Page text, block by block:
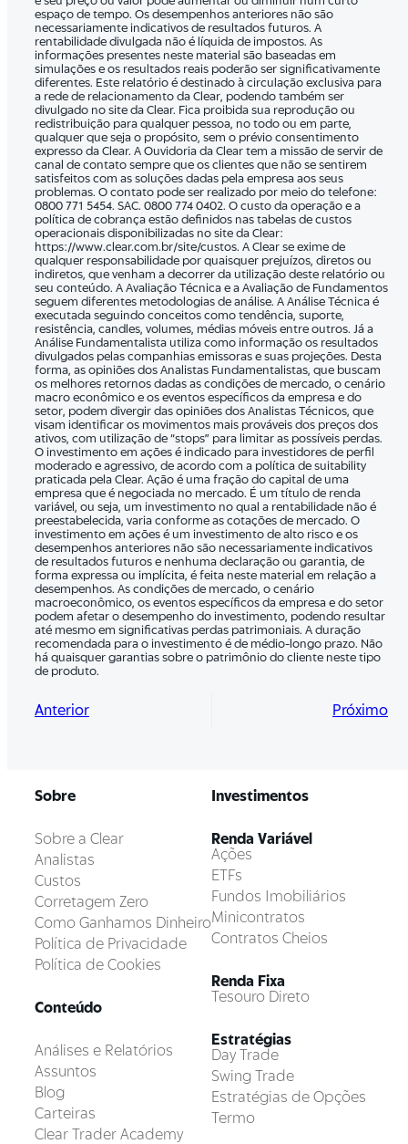
espaço de tempo. Os desempenhos anteriores não são
necessariamente indicativos de resultados futuros. A
rentabilidade divulgada não é líquida de impostos. As
informações presentes neste material são baseadas em
simulações e os resultados reais poderão ser significativamente
diferentes. Este relatório é destinado à circulação exclusiva para
a rede de relacionamento da Clear, podendo também ser
divulgado no site da Clear. Fica proibida sua reprodução ou
redistribuição para qualquer pessoa, no todo ou em parte,
qualquer que seja o propósito, sem o prévio consentimento
expresso da Clear. A Ouvidoria da Clear tem a missão de servir de
canal de contato sempre que os clientes que não se sentirem
satisfeitos com as soluções dadas pela empresa aos seus
problemas. O contato pode ser realizado por meio do telefone:
0800 771 5454. SAC. 0800 774 0402. O custo da operação e a
política de cobrança estão definidos nas tabelas de custos
operacionais disponibilizadas no site da Clear:
https://www.clear.com.br/site/custos. A Clear se exime de
qualquer responsabilidade por quaisquer prejuízos, diretos ou
indiretos, que venham a decorrer da utilização deste relatório ou
seu conteúdo. A Avaliação Técnica e a Avaliação de Fundamentos
seguem diferentes metodologias de análise. A Análise Técnica é
executada seguindo conceitos como tendência, suporte,
resistência, candles, volumes, médias móveis entre outros. Já a
Análise Fundamentalista utiliza como informação os resultados
divulgados pelas companhias emissoras e suas projeções. Desta
forma, as opiniões dos Analistas Fundamentalistas, que buscam
os melhores retornos dadas as condições de mercado, o cenário
macro econômico e os eventos específicos da empresa e do
setor, podem divergir das opiniões dos Analistas Técnicos, que
visam identificar os movimentos mais prováveis dos preços dos
ativos, com utilização de “stops” para limitar as possíveis perdas.
O investimento em ações é indicado para investidores de perfil
moderado e agressivo, de acordo com a política de suitability
praticada pela Clear. Ação é uma fração do capital de uma
empresa que é negociada no mercado. É um título de renda
variável, ou seja, um investimento no qual a rentabilidade não é
preestabelecida, varia conforme as cotações de mercado. O
investimento em ações é um investimento de alto risco e os
desempenhos anteriores não são necessariamente indicativos
de resultados futuros e nenhuma declaração ou garantia, de
forma expressa ou implícita, é feita neste material em relação a
desempenhos. As condições de mercado, o cenário
macroeconômico, os eventos específicos da empresa e do setor
podem afetar o desempenho do investimento, podendo resultar
até mesmo em significativas perdas patrimoniais. A duração
recomendada para o investimento é de médio-longo prazo. Não
há quaisquer garantias sobre o patrimônio do cliente neste tipo
de produto.
Anterior Próximo
Sobre
Sobre a Clear
Analistas
Custos
Corretagem Zero
Como Ganhamos Dinheiro
Política de Privacidade
Política de Cookies
Conteúdo
Análises e Relatórios
Assuntos
Blog
Carteiras
Clear Trader Academy
Investimentos
Renda Variável
Ações
ETFs
Fundos Imobiliários
Minicontratos
Contratos Cheios
Renda Fixa
Tesouro Direto
Estratégias
Day Trade
Swing Trade
Estratégias de Opções
Termo